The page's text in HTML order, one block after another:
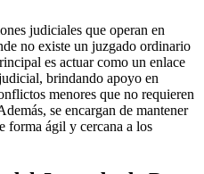
judiciales que operan en
no existe un juzgado ordinario
es actuar como un enlace
brindando apoyo en
menores que no requieren
se encargan de mantener
forma ágil y cercana a los